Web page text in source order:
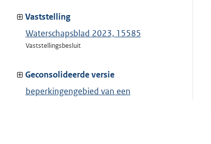
van:
Vaststelling
Waterschapsblad 2023, 15585
Vaststellingsbesluit
Geconsolideerde versie
beperkingengebied van een